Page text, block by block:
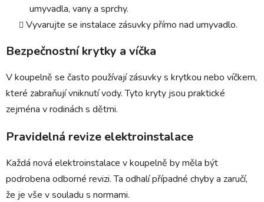
umyvadla, vany a sprchy.
Vyvarujte se instalace zásuvky přímo nad umyvadlo.
Bezpečnostní krytky a víčka
V koupelně se často používají zásuvky s krytkou nebo víčkem,
které zabraňují vniknutí vody. Tyto kryty jsou praktické
zejména v rodinách s dětmi.
Pravidelná revize elektroinstalace
Každá nová elektroinstalace v koupelně by měla být
podrobena odborné revizi. Ta odhalí případné chyby a zaručí,
že je vše v souladu s normami.